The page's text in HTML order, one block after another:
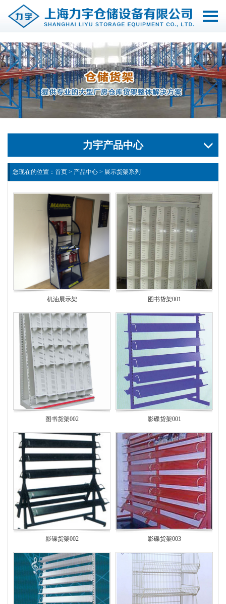
切
航
力宇产品中心
您现在的位置： 首页 > 产品中心 > 展示货架系列
机油展示架 图书货架001
图书货架002 影碟货架001
影碟货架002 影碟货架003